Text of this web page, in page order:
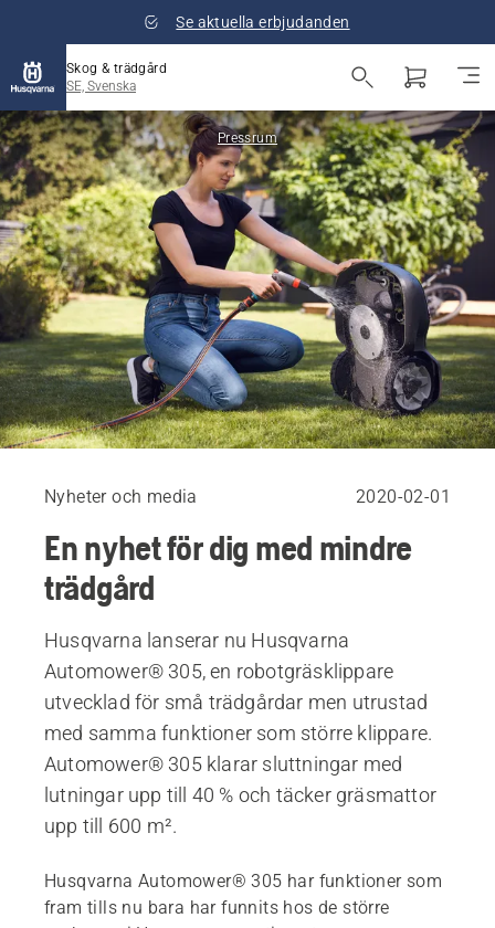
Se aktuella erbjudanden
Skog & trädgård
SE, Svenska
Pressrum
Nyheter och media 2020-02-01
En nyhet för dig med mindre
trädgård
Husqvarna lanserar nu Husqvarna
Automower® 305, en robotgräsklippare
utvecklad för små trädgårdar men utrustad
med samma funktioner som större klippare.
Automower® 305 klarar sluttningar med
lutningar upp till 40 % och täcker gräsmattor
upp till 600 m².
Husqvarna Automower® 305 har funktioner som
fram tills nu bara har funnits hos de större